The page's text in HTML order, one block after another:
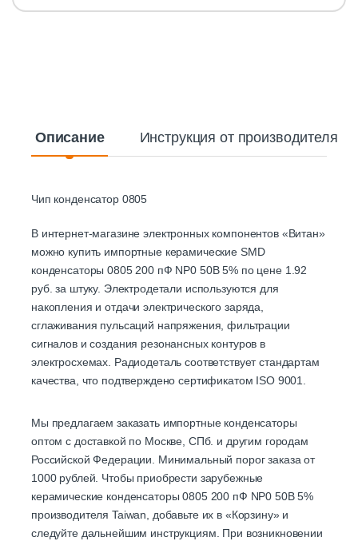
Описание Инструкция от производителя
Чип конденсатор 0805
В интернет-магазине электронных компонентов «Витан»
можно купить импортные керамические SMD
конденсаторы 0805 200 пФ NP0 50В 5% по цене 1.92
руб. за штуку. Электродетали используются для
накопления и отдачи электрического заряда,
сглаживания пульсаций напряжения, фильтрации
сигналов и создания резонансных контуров в
электросхемах. Радиодеталь соответствует стандартам
качества, что подтверждено сертификатом ISO 9001.
Мы предлагаем заказать импортные конденсаторы
оптом с доставкой по Москве, СПб. и другим городам
Российской Федерации. Минимальный порог заказа от
1000 рублей. Чтобы приобрести зарубежные
керамические конденсаторы 0805 200 пФ NP0 50В 5%
производителя Taiwan, добавьте их в «Корзину» и
следуйте дальнейшим инструкциям. При возникновении